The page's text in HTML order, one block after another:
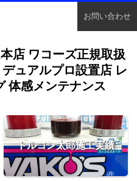
お問い合わせ
店 ワコーズ正規取扱
ュアルプロ設置店 レ
体感メンテナンス
トルコン太郎施工実績